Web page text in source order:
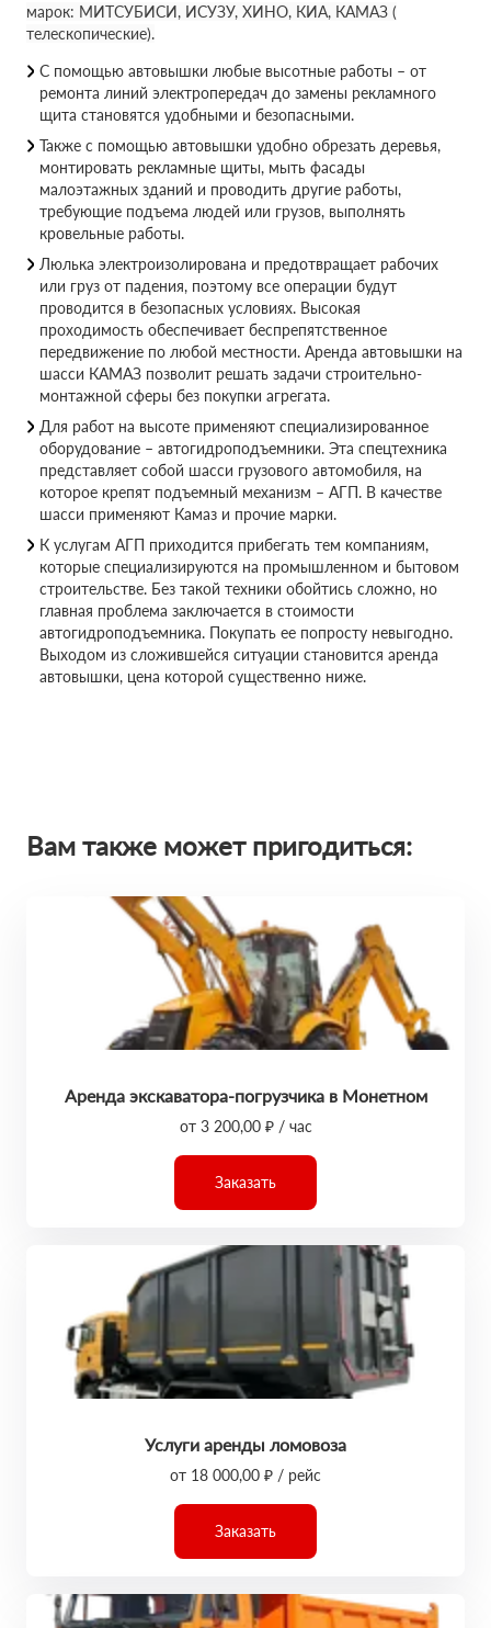
марок: МИТСУБИСИ, ИСУЗУ, ХИНО, КИА, КАМАЗ (
телескопические).
С помощью автовышки любые высотные работы – от
ремонта линий электропередач до замены рекламного
щита становятся удобными и безопасными.
Также с помощью автовышки удобно обрезать деревья,
монтировать рекламные щиты, мыть фасады
малоэтажных зданий и проводить другие работы,
требующие подъема людей или грузов, выполнять
кровельные работы.
Люлька электроизолирована и предотвращает рабочих
или груз от падения, поэтому все операции будут
проводится в безопасных условиях. Высокая
проходимость обеспечивает беспрепятственное
передвижение по любой местности. Аренда автовышки на
шасси КАМАЗ позволит решать задачи строительно-
монтажной сферы без покупки агрегата.
Для работ на высоте применяют специализированное
оборудование – автогидроподъемники. Эта спецтехника
представляет собой шасси грузового автомобиля, на
которое крепят подъемный механизм – АГП. В качестве
шасси применяют Камаз и прочие марки.
К услугам АГП приходится прибегать тем компаниям,
которые специализируются на промышленном и бытовом
строительстве. Без такой техники обойтись сложно, но
главная проблема заключается в стоимости
автогидроподъемника. Покупать ее попросту невыгодно.
Выходом из сложившейся ситуации становится аренда
автовышки, цена которой существенно ниже.
Вам также может пригодиться:
Аренда экскаватора-погрузчика в Монетном
от 3 200,00 ₽ / час
Заказать
Услуги аренды ломовоза
от 18 000,00 ₽ / рейс
Заказать